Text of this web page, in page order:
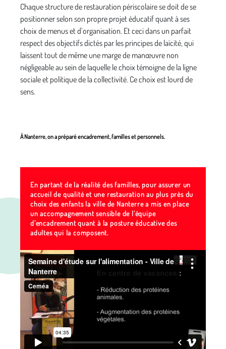
Chaque structure de restauration périscolaire se doit de se
positionner selon son propre projet éducatif quant à ses
choix de menus et d’organisation. Et ceci dans un parfait
respect des objectifs dictés par les principes de laïcité, qui
laissent tout de même une marge de manœuvre non
négligeable au sein de laquelle le choix témoigne de la ligne
sociale et politique de la collectivité. Ce choix est lourd de
sens.
À Nanterre, on a préparé encadrement, familles et personnels.
En partant de la réalité des familles, pour assurer un
accueil de qualité et une restauration au plus près du
choix des enfants la ville de Nanterre a mis en place
un accompagnement sensible de l’équipe
d’encadrement quant à la posture éducative des
adultes qui la composent.